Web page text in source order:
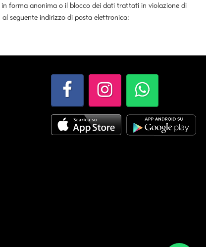
forma anonima o il blocco dei dati trattati in violazione di
seguente indirizzo di posta elettronica: